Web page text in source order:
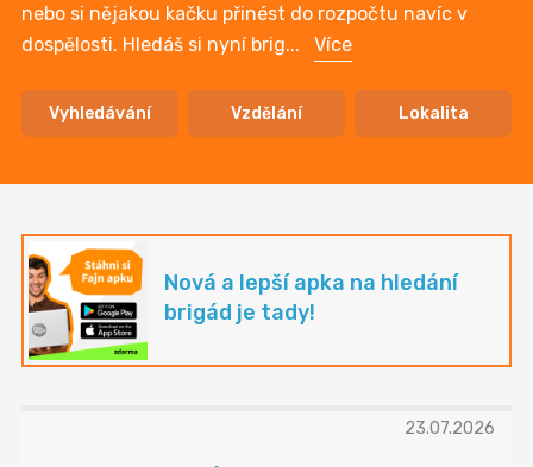
nebo si nějakou kačku přinést do rozpočtu navíc v
dospělosti. Hledáš si nyní brig... Více
Vyhledávání Vzdělání Lokalita
Nová a lepší apka na hledání
brigád je tady!
23.07.2026